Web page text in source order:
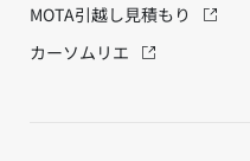
MOTA引越し見積もり
カーソムリエ